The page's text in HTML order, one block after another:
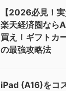
【2026必見！
楽天経済圏なら
買え！ギフトカ
の最強攻略法
iPad (A16)をコ